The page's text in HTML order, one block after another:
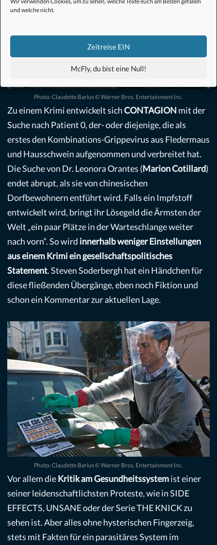
und welche nicht.
Zeitreise EIN
McFly, du bist eine Null!
Photo: Claudette Barius © Warner Bros. Entertainment Inc.
Zu einem Krimi entwickelt sichCONTAGION mit der
Suche nach Patient 0, der- oder diejenige, die als
erstes den Kombinations-Grippevirus aus Fledermaus
und Hausschwein aufgenommen und verbreitet hat.
Die Suche von Dr. Leonora Orantes (Marion Cotillard)
endet abrupt, als sie von chinesischen
Dorfbewohnern entführt wird. Falls ein Impfstoff
entwickelt wird, bringt ihr Lösegeld die Ärmsten der
Welt „ein paar Plätze in der Warteschlange weiter
nach vorn“. So wird innerhalb weniger Einstellungen
aus einem Krimi ein gesellschaftspolitisches
Statement. Steven Soderbergh hat ein Händchen für
diese fließenden Übergänge, eben noch Fiktion und
schon ein Kommentar zur aktuellen Lage.
Photo: Claudette Barius © Warner Bros. Entertainment Inc.
Vor allem dieKritik am Gesundheitssystemist einer
seiner leidenschaftlichsten Proteste, wie in SIDE
EFFECTS, UNSANE oder der Serie THE KNICK zu
sehen ist. Aber alles ohne hysterischen Fingerzeig,
stets mit Fakten für ein parasitäres System im